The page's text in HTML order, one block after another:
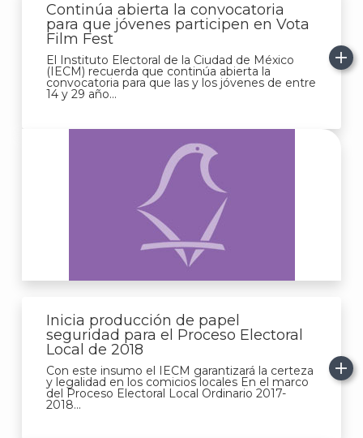
Continúa abierta la convocatoria
para que jóvenes participen en Vota
Film Fest
El Instituto Electoral de la Ciudad de México
(IECM) recuerda que continúa abierta la
convocatoria para que las y los jóvenes de entre
14 y 29 año...
Inicia producción de papel
seguridad para el Proceso Electoral
Local de 2018
Con este insumo el IECM garantizará la certeza
y legalidad en los comicios locales En el marco
del Proceso Electoral Local Ordinario 2017-
2018...